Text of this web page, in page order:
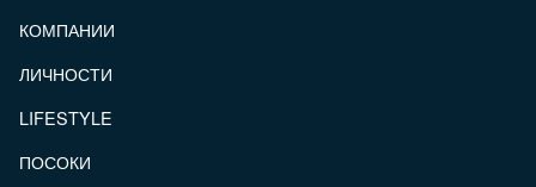
КОМПАНИИ
ЛИЧНОСТИ
LIFESTYLE
ПОСОКИ